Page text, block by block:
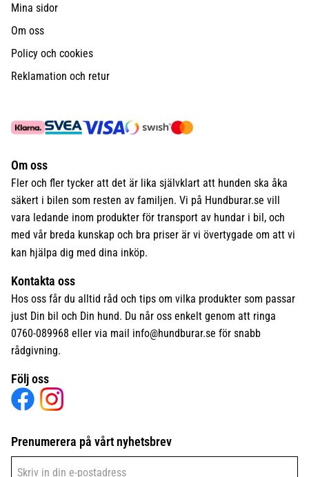
Mina sidor
Om oss
Policy och cookies
Reklamation och retur
Om oss
Fler och fler tycker att det är lika självklart att hunden ska åka
säkert i bilen som resten av familjen. Vi på Hundburar.se vill
vara ledande inom produkter för transport av hundar i bil, och
med vår breda kunskap och bra priser är vi övertygade om att vi
kan hjälpa dig med dina inköp.
Kontakta oss
Hos oss får du alltid råd och tips om vilka produkter som passar
just Din bil och Din hund. Du når oss enkelt genom att ringa
0760-089968 eller via mail info@hundburar.se för snabb
rådgivning.
Följ oss
Prenumerera på vårt nyhetsbrev